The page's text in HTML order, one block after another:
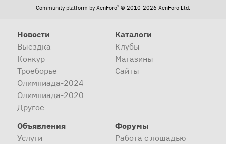
Community platform by XenForo® © 2010-2026 XenForo Ltd.
Новости
Выездка
Конкур
Троеборье
Олимпиада-2024
Олимпиада-2020
Другое
Каталоги
Клубы
Магазины
Сайты
Объявления
Услуги
Форумы
Работа с лошадью